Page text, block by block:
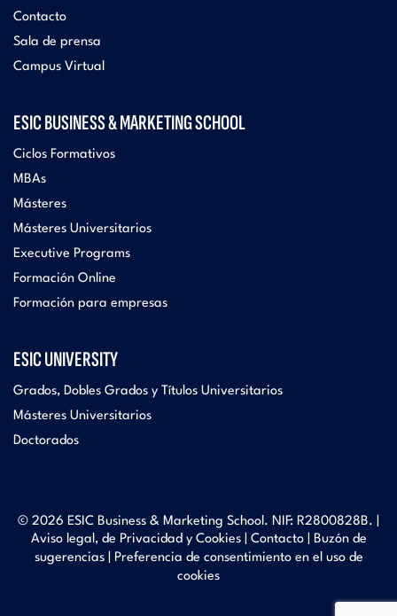
Contacto
Sala de prensa
Campus Virtual
ESIC BUSINESS & MARKETING SCHOOL
Ciclos Formativos
MBAs
Másteres
Másteres Universitarios
Executive Programs
Formación Online
Formación para empresas
ESIC UNIVERSITY
Grados, Dobles Grados y Títulos Universitarios
Másteres Universitarios
Doctorados
© 2026 ESIC Business & Marketing School. NIF: R2800828B. |
Aviso legal, de Privacidad y Cookies| Contacto|
Buzón de
sugerencias|
Preferencia de consentimiento en el uso de
cookies